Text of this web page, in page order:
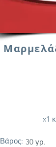
x1
Βάρος: 30 γρ.